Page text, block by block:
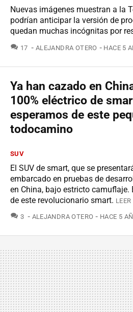
Nuevas imágenes muestran a la
podrían anticipar la versión de
quedan muchas incógnitas por
17 COMENTARIOS
ALEJANDRA OTERO HACE 5
Ya han cazado en
100% eléctrico de
esperamos de este
todocamino
SUV
El SUV de smart, que se
embarcado en pruebas de
en China, bajo estricto camuflaje.
de este revolucionario smart.
3 COMENTARIOS
ALEJANDRA OTERO HACE 5